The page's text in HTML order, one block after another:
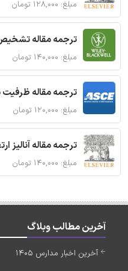
مبلغ: ۱۲۸,۰۰۰ تومان
ترجمه مقاله تشخیص
مبلغ: ۱۴۰,۰۰۰ تومان
ترجمه مقاله
مبلغ: ۱۲۰,۰۰۰ تومان
ترجمه مقاله
مبلغ: ۱۴۰,۰۰۰ تومان
آخرین مطالب وبلاگ
آخرین اخبار مدارس 1405